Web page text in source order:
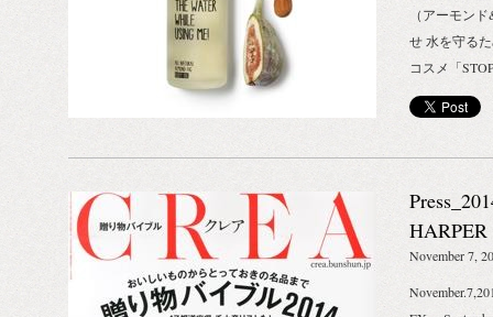
（アーモン
せ 水を守る
コスメ「
（ストップ
ー！）から
ボディのエイ
力でストレッ
もオススメ。
す。 ふわり
陽のキスを
HARPER
November 7,